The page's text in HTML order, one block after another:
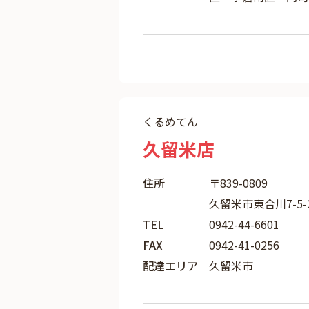
くるめてん
久留米店
住所
〒839-0809
久留米市東合川7-
TEL
0942-44-6601
FAX
0942-41-0256
配達エリア
久留米市